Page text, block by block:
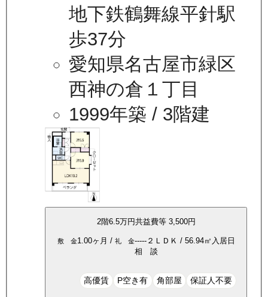
地下鉄鶴舞線平針駅
歩37分
愛知県名古屋市緑区
西神の倉１丁目
1999年築 / 3階建
2階6.5万円共益費等 3,500円
敷 金1.00ヶ月 / 礼 金-----２ＬＤＫ / 56.94㎡ 入居日
相 談
高優賃 P空き有 角部屋 保証人不要